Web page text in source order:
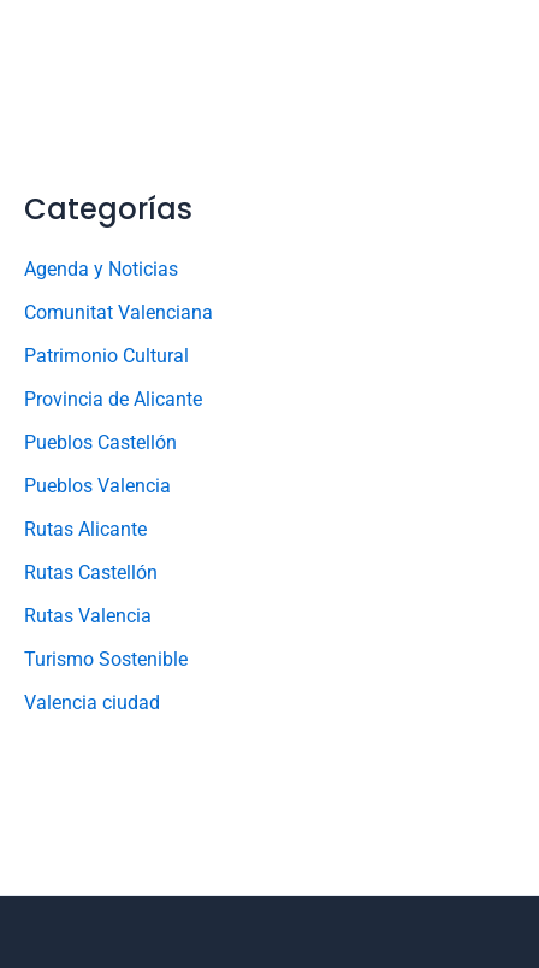
Categorías
Agenda y Noticias
Comunitat Valenciana
Patrimonio Cultural
Provincia de Alicante
Pueblos Castellón
Pueblos Valencia
Rutas Alicante
Rutas Castellón
Rutas Valencia
Turismo Sostenible
Valencia ciudad